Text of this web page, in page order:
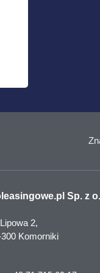
Sp. z
2,
300 Komorniki